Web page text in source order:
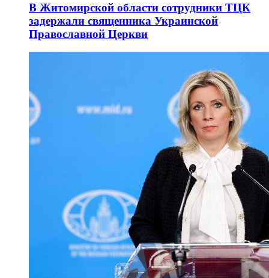
В Житомирской области сотрудники ТЦК
задержали священника Украинской
Православной Церкви